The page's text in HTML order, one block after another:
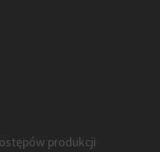
produkcji